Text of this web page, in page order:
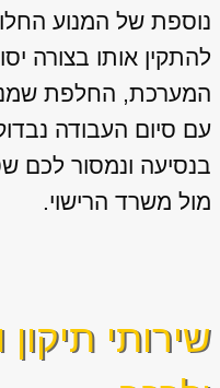
נוספת של המנוע
להתקין אותו בצורה
המערכת, החלפת
עם סיום העבודה
בנסיעה ונמסור לכם
מול משרד הרישוי.
שירותי